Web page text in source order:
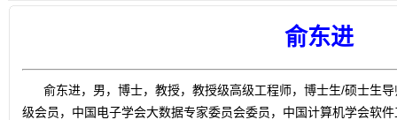
俞东进
俞东进，男，博士，教授，教授级高级工程师，博士生/硕士生导
级会员，中国电子学会大数据专家委员会委员，中国计算机学会软